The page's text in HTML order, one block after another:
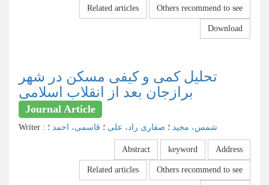
Related articles Others recommend to see
Download
تحلیل کمی و کیفی مسکن در شهر
برازجان بعد از انقلاب اسلامی
Journal Article
Writer : شمس، مجید ؛ صفاری راد، علی ؛ قاسمی، احمد ؛
Abstract keyword Address
Related articles Others recommend to see